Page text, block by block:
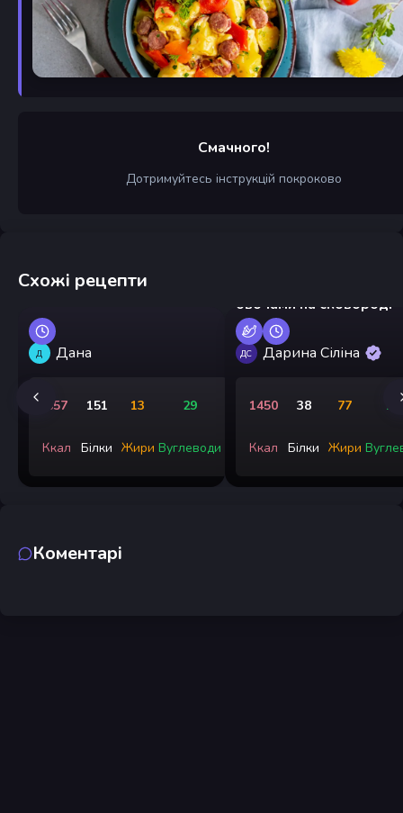
Смачного!
Дотримуйтесь інструкцій покроково
Схожі рецепти
Д Дана
857
Ккал
151
Білки
13
Жири
29
Вуглеводи
овочами на сковороді
ДС Дарина Сіліна
1450
Ккал
38
Білки
77
Жири
Коментарі